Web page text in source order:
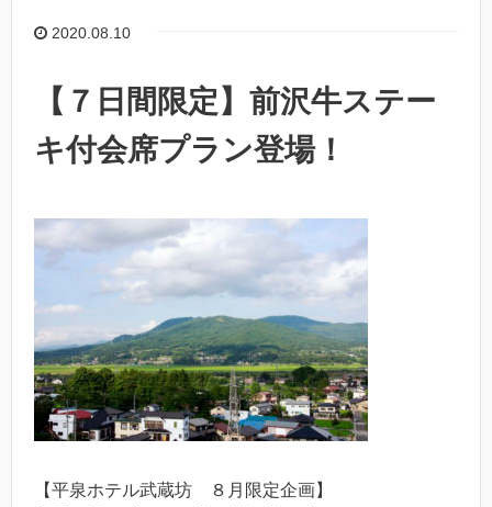
2020.08.10
【７日間限定】前沢牛ステー
キ付会席プラン登場！
【平泉ホテル武蔵坊 ８月限定企画】